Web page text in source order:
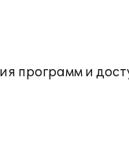
программ и